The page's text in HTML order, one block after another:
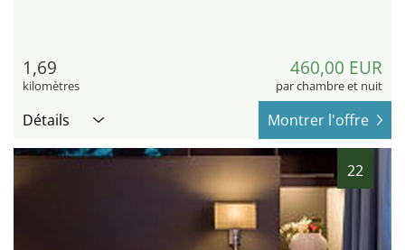
1,69
kilomètres
460,00 EUR
par chambre et nuit
Détails Montrer l'offre
22